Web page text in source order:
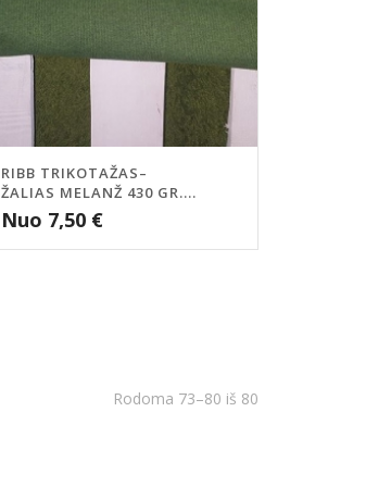
RIBB TRIKOTAŽAS–
ŽALIAS MELANŽ 430 GR....
Nuo 7,50 €
Rodoma 73–80 iš 80